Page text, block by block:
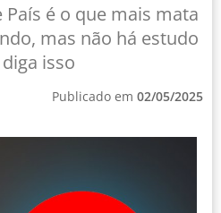
é o que mais mata
mas não há estudo
isso
Publicado em 02/05/2025